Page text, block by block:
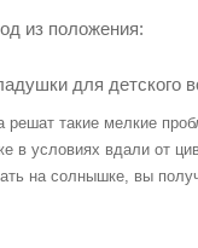
из положения:
для детского
решат такие мелкие
в условиях вдали от
на солнышке, вы